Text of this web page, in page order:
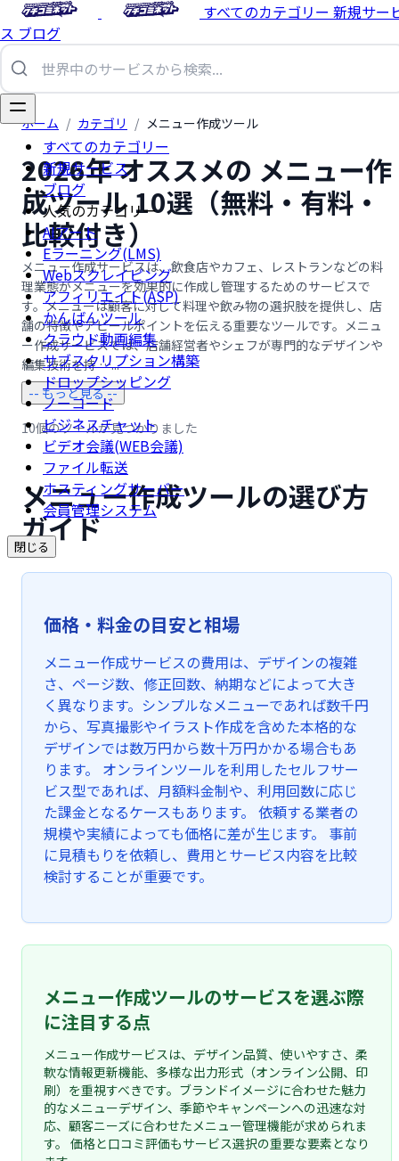
すべてのカテゴリー 新規サー
ス ブログ
すべてのカテゴリー
新規サービス
ブログ
人気のカテゴリー
AIアート
Eラーニング(LMS)
Webスクレイピング
アフィリエイト(ASP)
かんばんツール
クラウド動画編集
サブスクリプション構築
ドロップシッピング
ノーコード
ビジネスチャット
ビデオ会議(WEB会議)
ファイル転送
ホスティングサーバー
会員管理システム
閉じる
ホーム / カテゴリ / メニュー作成ツール
2026年 オススメの メニュー作
成ツール 10選（無料・有料・
比較付き）
メニュー作成サービスは、飲食店やカフェ、レストランなどの料
理業態がメニューを効果的に作成し管理するためのサービスで
す。メニューは顧客に対して料理や飲み物の選択肢を提供し、店
舗の特徴やアピールポイントを伝える重要なツールです。メニュ
ー作成サービスでは、店舗経営者やシェフが専門的なデザインや
編集技術を持 …...
-- もっと見る --
10個のツールが見つかりました
メニュー作成ツールの選び方
ガイド
価格・料金の目安と相場
メニュー作成サービスの費用は、デザインの複雑
さ、ページ数、修正回数、納期などによって大き
く異なります。シンプルなメニューであれば数千円
から、写真撮影やイラスト作成を含めた本格的な
デザインでは数万円から数十万円かかる場合もあ
ります。 オンラインツールを利用したセルフサー
ビス型であれば、月額料金制や、利用回数に応じ
た課金となるケースもあります。 依頼する業者の
規模や実績によっても価格に差が生じます。 事前
に見積もりを依頼し、費用とサービス内容を比較
検討することが重要です。
メニュー作成ツールのサービスを選ぶ際
に注目する点
メニュー作成サービスは、デザイン品質、使いやすさ、柔
軟な情報更新機能、多様な出力形式（オンライン公開、印
刷）を重視すべきです。ブランドイメージに合わせた魅力
的なメニューデザイン、季節やキャンペーンへの迅速な対
応、顧客ニーズに合わせたメニュー管理機能が求められま
す。 価格と口コミ評価もサービス選択の重要な要素となり